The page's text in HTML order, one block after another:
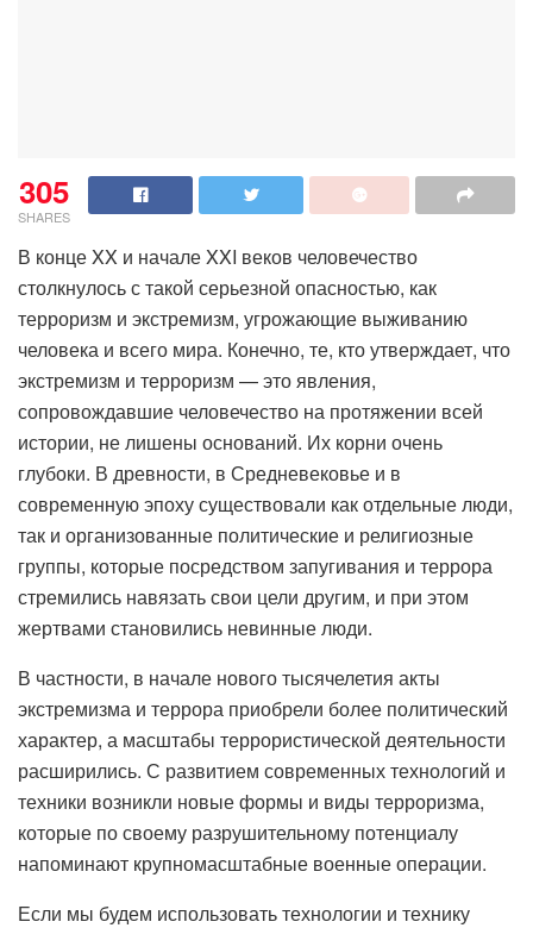
305
SHARES
В конце XX и начале XXI веков человечество
столкнулось с такой серьезной опасностью, как
терроризм и экстремизм, угрожающие выживанию
человека и всего мира. Конечно, те, кто утверждает, что
экстремизм и терроризм — это явления,
сопровождавшие человечество на протяжении всей
истории, не лишены оснований. Их корни очень
глубоки. В древности, в Средневековье и в
современную эпоху существовали как отдельные люди,
так и организованные политические и религиозные
группы, которые посредством запугивания и террора
стремились навязать свои цели другим, и при этом
жертвами становились невинные люди.
В частности, в начале нового тысячелетия акты
экстремизма и террора приобрели более политический
характер, а масштабы террористической деятельности
расширились. С развитием современных технологий и
техники возникли новые формы и виды терроризма,
которые по своему разрушительному потенциалу
напоминают крупномасштабные военные операции.
Если мы будем использовать технологии и технику